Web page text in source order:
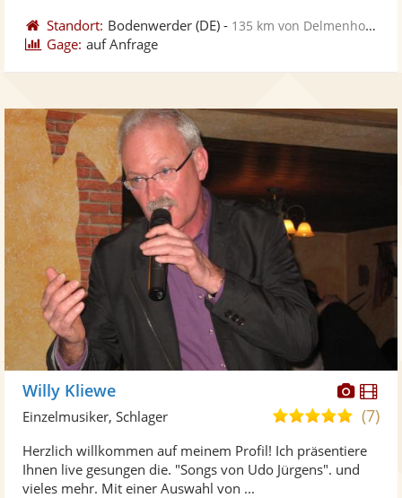
Standort: Bodenwerder (DE) - 135 km von Delmenhorst
Gage: auf Anfrage
Fotos
Willy Kliewe
4,8
5
(7)
Einzelmusiker, Schlager
Herzlich willkommen auf meinem Profil! Ich präsentiere
Ihnen live gesungen die. "Songs von Udo Jürgens". und
vieles mehr. Mit einer Auswahl von ...